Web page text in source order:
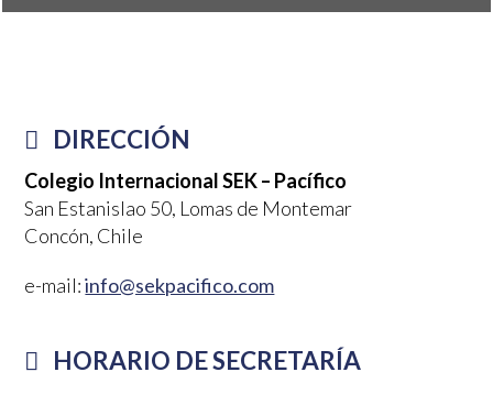
DIRECCIÓN
Colegio Internacional SEK – Pacífico
San Estanislao 50, Lomas de Montemar
Concón, Chile
e-mail:info@sekpacifico.com
HORARIO DE SECRETARÍA